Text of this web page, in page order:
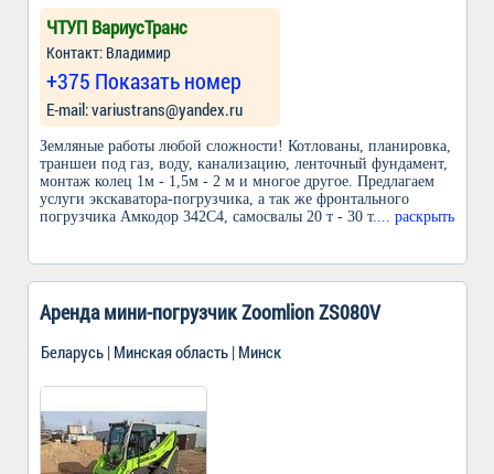
ЧТУП ВариусТранс
Контакт: Владимир
+375 Показать номер
Е-mail: variustrans@yandex.ru
Земляные работы любой сложности! Котлованы, планировка,
траншеи под газ, воду, канализацию, ленточный фундамент,
монтаж колец 1м - 1,5м - 2 м и многое другое. Предлагаем
услуги экскаватора-погрузчика, а так же фронтального
погрузчика Амкодор 342С4, самосвалы 20 т - 30 т.
... раскрыть
Аренда мини-погрузчик Zoomlion ZS080V
Беларусь | Минская область | Минск